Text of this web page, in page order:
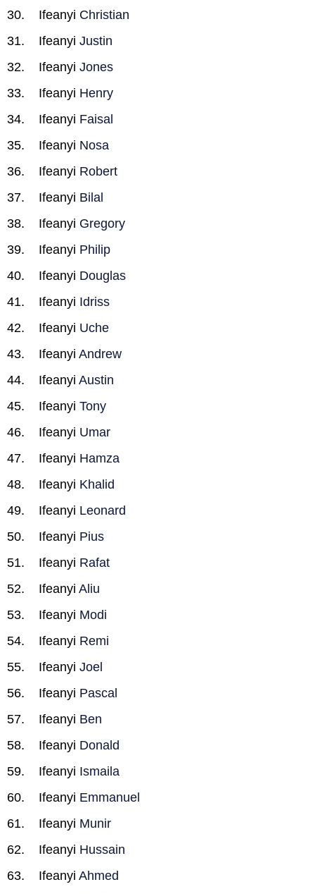
Ifeanyi Christian
Ifeanyi Justin
Ifeanyi Jones
Ifeanyi Henry
Ifeanyi Faisal
Ifeanyi Nosa
Ifeanyi Robert
Ifeanyi Bilal
Ifeanyi Gregory
Ifeanyi Philip
Ifeanyi Douglas
Ifeanyi Idriss
Ifeanyi Uche
Ifeanyi Andrew
Ifeanyi Austin
Ifeanyi Tony
Ifeanyi Umar
Ifeanyi Hamza
Ifeanyi Khalid
Ifeanyi Leonard
Ifeanyi Pius
Ifeanyi Rafat
Ifeanyi Aliu
Ifeanyi Modi
Ifeanyi Remi
Ifeanyi Joel
Ifeanyi Pascal
Ifeanyi Ben
Ifeanyi Donald
Ifeanyi Ismaila
Ifeanyi Emmanuel
Ifeanyi Munir
Ifeanyi Hussain
Ifeanyi Ahmed